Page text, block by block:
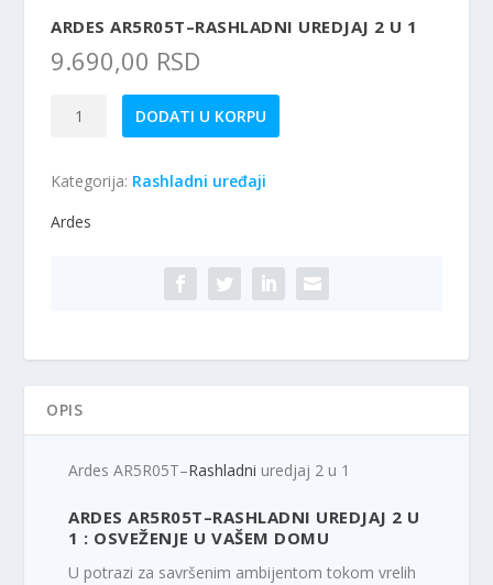
ARDES AR5R05T–RASHLADNI UREDJAJ 2 U 1
9.690,00 RSD
Ardes
AR5R05T–
uredjaj
u
DODATI U KORPU
Kategorija: Rashladni uređaji
Ardes
OPIS
Ardes AR5R05T–Rashladni uredjaj 2 u 1
ARDES AR5R05T–RASHLADNI UREDJAJ 2 U
1 : OSVEŽENJE U VAŠEM DOMU
U potrazi za savršenim ambijentom tokom vrelih